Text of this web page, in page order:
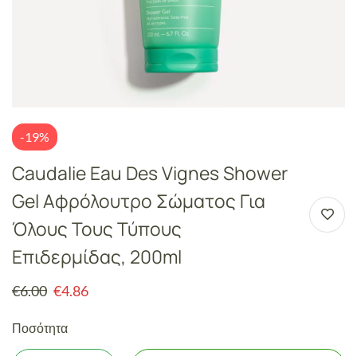
-19%
Caudalie Eau Des Vignes Shower
Gel Αφρόλουτρο Σώματος Για
Όλους Τους Τύπους
Επιδερμίδας, 200ml
€6.00 €4.86
Ποσότητα